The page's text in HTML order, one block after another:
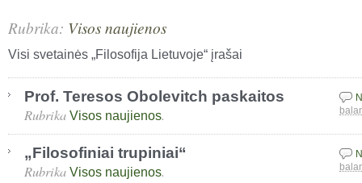
Rubrika: Visos naujienos
Visi svetainės „Filosofija Lietuvoje“ įrašai
Prof. Teresos Obolevitch paskaitos
Rubrika Visos naujienos.
„Filosofiniai trupiniai“
Rubrika Visos naujienos.